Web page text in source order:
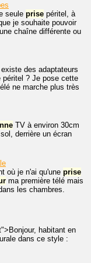
seule prise péritel, à
je souhaite pouvoir
chaîne différente ou
des adaptateurs
péritel ? Je pose cette
ne marche plus très
TV à environ 30cm
derrière un écran
où je n'ai qu'une prise
ma première télé mais
les chambres.
habitant en
dans ce style :